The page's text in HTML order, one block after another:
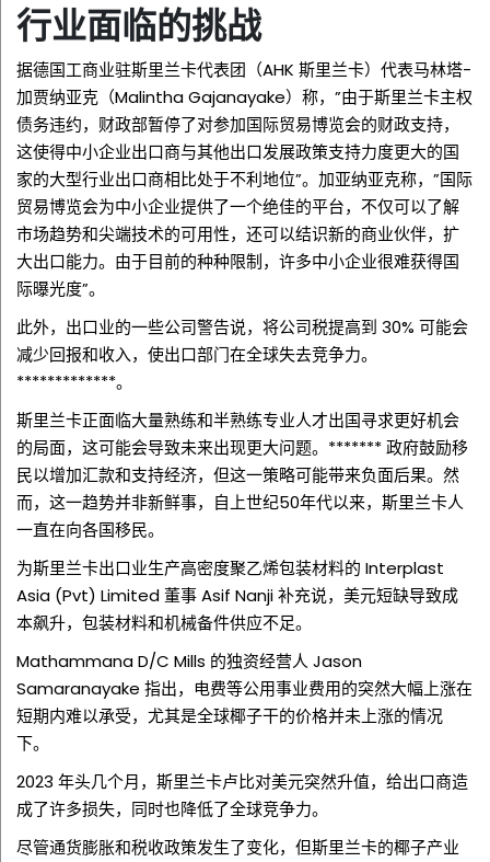
行业面临的挑战
据德国工商业驻斯里兰卡代表团（AHK 斯里兰卡）代表马林塔-
加贾纳亚克（Malintha Gajanayake）称，”由于斯里兰卡主权
债务违约，财政部暂停了对参加国际贸易博览会的财政支持，
这使得中小企业出口商与其他出口发展政策支持力度更大的国
家的大型行业出口商相比处于不利地位”。加亚纳亚克称，”国际
贸易博览会为中小企业提供了一个绝佳的平台，不仅可以了解
市场趋势和尖端技术的可用性，还可以结识新的商业伙伴，扩
大出口能力。由于目前的种种限制，许多中小企业很难获得国
际曝光度”。
此外，出口业的一些公司警告说，将公司税提高到 30% 可能会
减少回报和收入，使出口部门在全球失去竞争力。
*************。
斯里兰卡正面临大量熟练和半熟练专业人才出国寻求更好机会
的局面，这可能会导致未来出现更大问题。*******政府鼓励移
民以增加汇款和支持经济，但这一策略可能带来负面后果。然
而，这一趋势并非新鲜事，自上世纪50年代以来，斯里兰卡人
一直在向各国移民。
为斯里兰卡出口业生产高密度聚乙烯包装材料的 Interplast
Asia (Pvt) Limited 董事 Asif Nanji 补充说，美元短缺导致成
本飙升，包装材料和机械备件供应不足。
Mathammana D/C Mills 的独资经营人 Jason
Samaranayake 指出，电费等公用事业费用的突然大幅上涨在
短期内难以承受，尤其是全球椰子干的价格并未上涨的情况
下。
2023 年头几个月，斯里兰卡卢比对美元突然升值，给出口商造
成了许多损失，同时也降低了全球竞争力。
尽管通货膨胀和税收政策发生了变化，但斯里兰卡的椰子产业